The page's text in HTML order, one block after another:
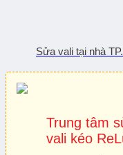
Sửa vali tại nhà
Trung tâm
vali kéo